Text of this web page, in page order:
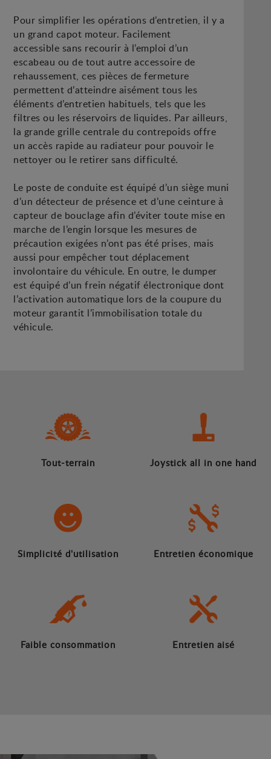
Pour simplifier les opérations d’entretien, il y a
un grand capot moteur. Facilement
accessible sans recourir à l’emploi d’un
escabeau ou de tout autre accessoire de
rehaussement, ces pièces de fermeture
permettent d’atteindre aisément tous les
éléments d’entretien habituels, tels que les
filtres ou les réservoirs de liquides. Par ailleurs,
la grande grille centrale du contrepoids offre
un accès rapide au radiateur pour pouvoir le
nettoyer ou le retirer sans difficulté.
Le poste de conduite est équipé d’un siège muni
d’un détecteur de présence et d’une ceinture à
capteur de bouclage afin d’éviter toute mise en
marche de l’engin lorsque les mesures de
précaution exigées n’ont pas été prises, mais
aussi pour empêcher tout déplacement
involontaire du véhicule. En outre, le dumper
est équipé d’un frein négatif électronique dont
l’activation automatique lors de la coupure du
moteur garantit l’immobilisation totale du
véhicule.
Tout-terrain Joystick all in one hand
Simplicité d'utilisation Entretien économique
Faible consommation Entretien aisé